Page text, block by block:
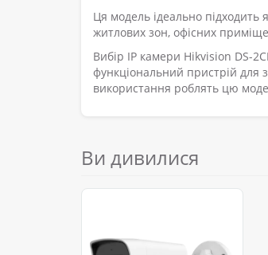
Ця модель ідеально підходить
житлових зон, офісних
Вибір IP камери Hikvision DS-
функціональний пристрій для
використання роблять цю
Ви дивилися